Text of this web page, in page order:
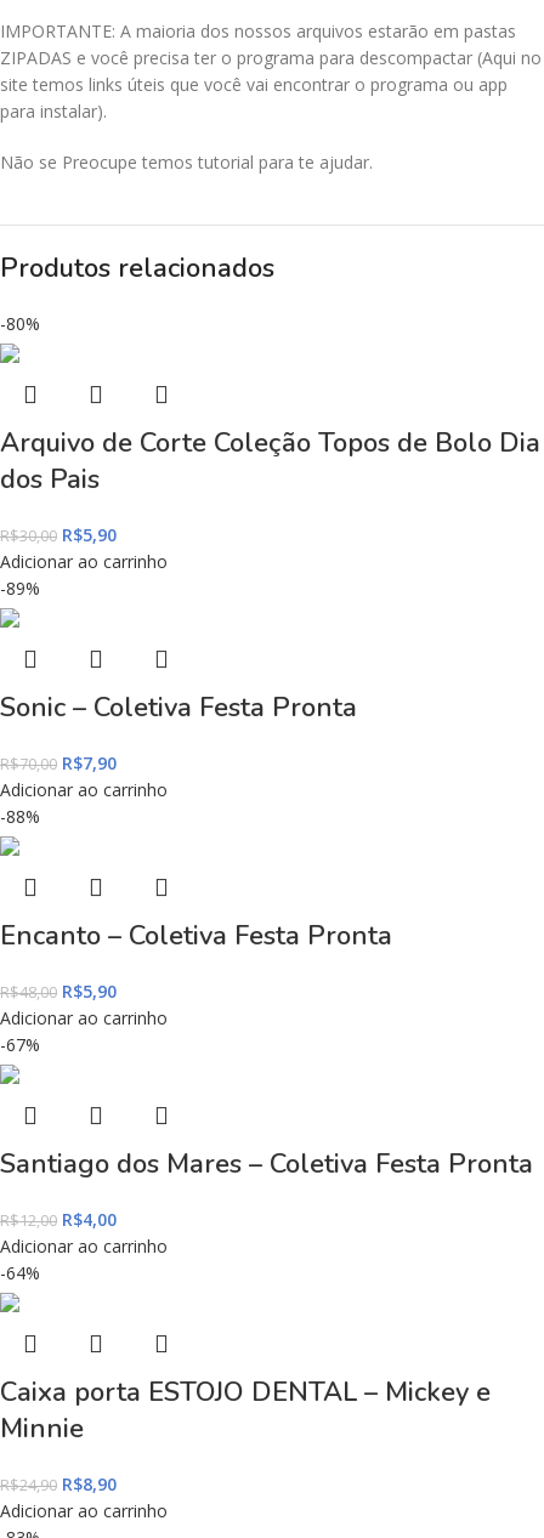
IMPORTANTE: A maioria dos nossos arquivos estarão em pastas
ZIPADAS e você precisa ter o programa para descompactar (Aqui no
site temos links úteis que você vai encontrar o programa ou app
para instalar).
Não se Preocupe temos tutorial para te ajudar.
Produtos relacionados
-80%
Arquivo de Corte Coleção Topos de Bolo Dia
dos Pais
R$30,00 R$5,90
Adicionar ao carrinho
-89%
Sonic – Coletiva Festa Pronta
R$70,00 R$7,90
Adicionar ao carrinho
-88%
Encanto – Coletiva Festa Pronta
R$48,00 R$5,90
Adicionar ao carrinho
-67%
Santiago dos Mares – Coletiva Festa Pronta
R$12,00 R$4,00
Adicionar ao carrinho
-64%
Caixa porta ESTOJO DENTAL – Mickey e
Minnie
R$24,90 R$8,90
Adicionar ao carrinho